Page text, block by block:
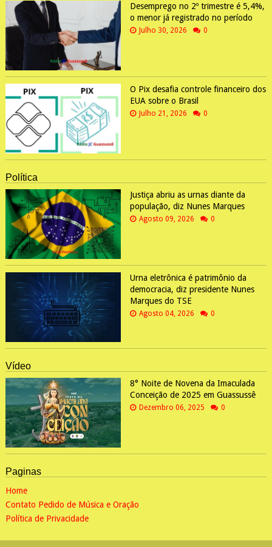
Desemprego no 2º trimestre é 5,4%,
o menor já registrado no período
Julho 30, 2026 0
O Pix desafia controle financeiro dos
EUA sobre o Brasil
Julho 21, 2026 0
Política
Justiça abriu as urnas diante da
população, diz Nunes Marques
Agosto 09, 2026 0
Urna eletrônica é patrimônio da
democracia, diz presidente Nunes
Marques do TSE
Agosto 04, 2026 0
Vídeo
8° Noite de Novena da Imaculada
Conceição de 2025 em Guassussê
Dezembro 06, 2025 0
Paginas
Home
Contato Pedido de Música e Oração
Política de Privacidade